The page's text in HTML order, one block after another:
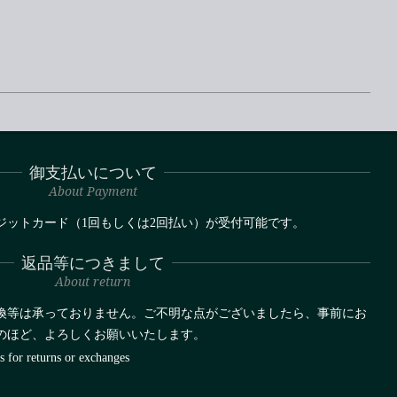
御支払いについて
About Payment
トカード（1回もしくは2回払い）が受付可能です。
返品等につきまして
About return
等は承っておりません。ご不明な点がございましたら、事前にお
ど、よろしくお願いいたします。
for returns or exchanges